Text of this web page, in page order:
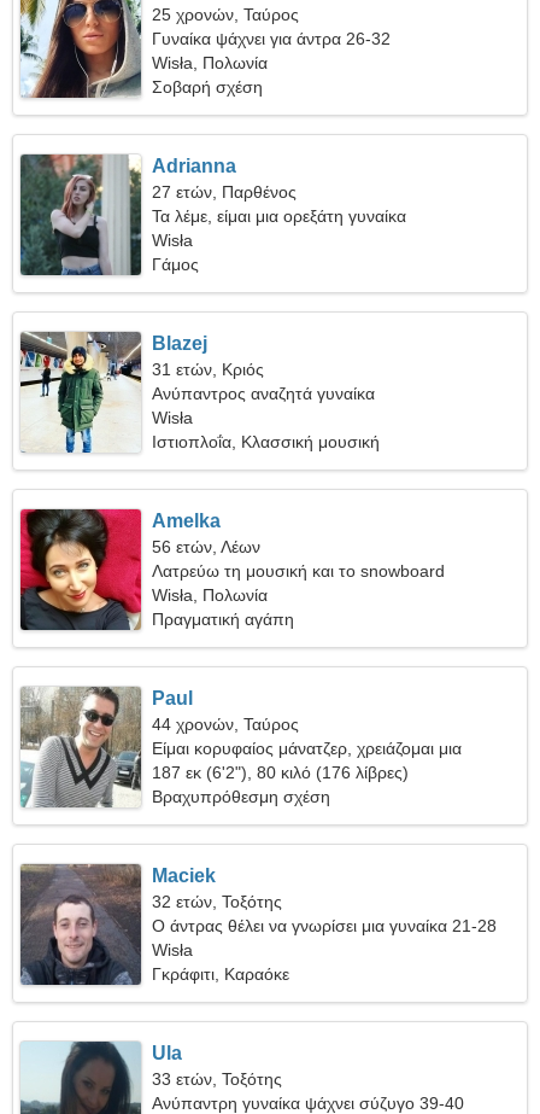
25 χρονών, Ταύρος
Γυναίκα ψάχνει για άντρα 26-32
Wisła, Πολωνία
Σοβαρή σχέση
Adrianna
27 ετών, Παρθένος
Τα λέμε, είμαι μια ορεξάτη γυναίκα
Wisła
Γάμος
Blazej
31 ετών, Κριός
Ανύπαντρος αναζητά γυναίκα
Wisła
Ιστιοπλοΐα, Κλασσική μουσική
Amelka
56 ετών, Λέων
Λατρεύω τη μουσική και το snowboard
Wisła, Πολωνία
Πραγματική αγάπη
Paul
44 χρονών, Ταύρος
Είμαι κορυφαίος μάνατζερ, χρειάζομαι μια
ντροπαλή γυναίκα
187 εκ (6'2"), 80 κιλό (176 λίβρες)
Βραχυπρόθεσμη σχέση
Maciek
32 ετών, Τοξότης
Ο άντρας θέλει να γνωρίσει μια γυναίκα 21-28
Wisła
Γκράφιτι, Καραόκε
Ula
33 ετών, Τοξότης
Ανύπαντρη γυναίκα ψάχνει σύζυγο 39-40